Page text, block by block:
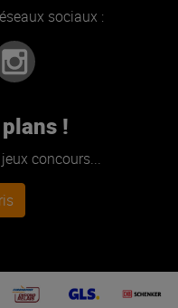
sociaux :
!
concours...